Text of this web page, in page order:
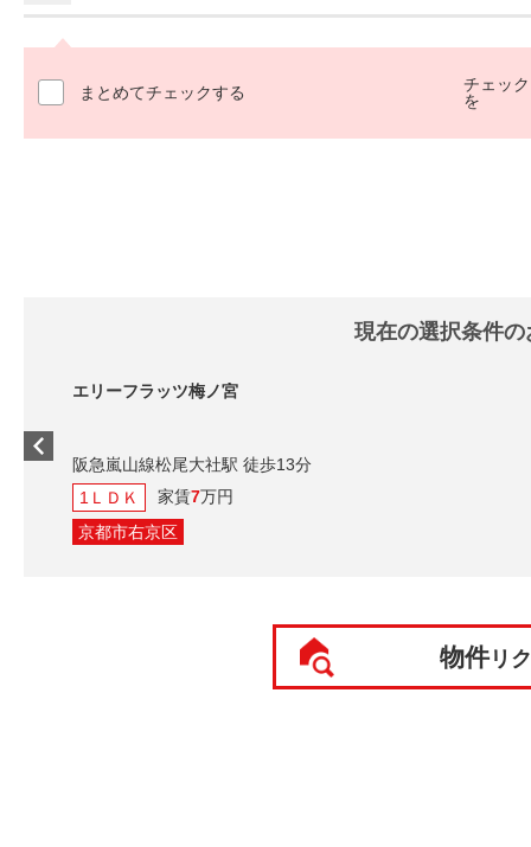
まとめてチェックする
チェッ
を
現在の選択条件
エリーフラッツ梅ノ宮
阪急嵐山線松尾大社駅 徒歩13分
1ＬＤＫ
家賃7万円
京都市右京区
物件リ